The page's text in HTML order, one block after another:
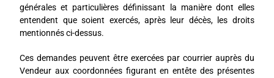
générales et particulières définissant la manière dont elles
entendent que soient exercés, après leur décès, les droits
mentionnés ci-dessus.
Ces demandes peuvent être exercées par courrier auprès du
Vendeur aux coordonnées figurant en entête des présentes